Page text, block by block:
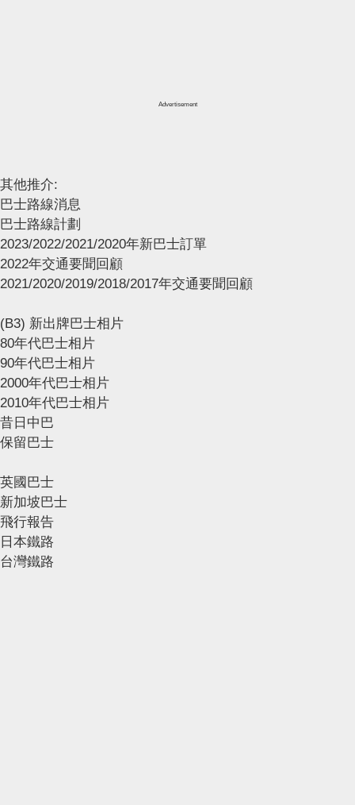
Advertisement
其他推介:
巴士路線消息
巴士路線計劃
2023/2022/2021/2020年新巴士訂單
2022年交通要聞回顧
2021/2020/2019/2018/2017年交通要聞回顧
(B3) 新出牌巴士相片
80年代巴士相片
90年代巴士相片
2000年代巴士相片
2010年代巴士相片
昔日中巴
保留巴士
英國巴士
新加坡巴士
飛行報告
日本鐵路
台灣鐵路